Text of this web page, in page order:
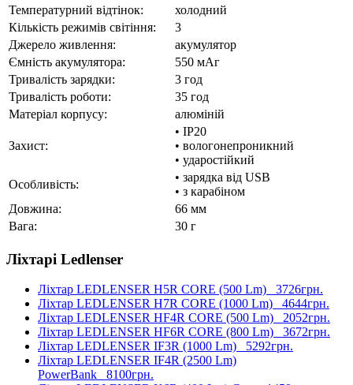
Температурний відтінок:
холодний
Кількість режимів світіння:
3
Джерело живлення:
акумулятор
Ємність акумулятора:
550 мАг
Тривалість зарядки:
3 год
Тривалість роботи:
35 год
Матеріал корпусу:
алюміній
Захист:
• IP20
• вологонепроникний
• ударостійкий
Особливість:
• зарядка від USB
• з карабіном
Довжина:
66 мм
Вага:
30 г
Ліхтарі Ledlenser
Ліхтар LEDLENSER H5R CORE (500 Lm) 3726грн.
Ліхтар LEDLENSER H7R CORE (1000 Lm) 4644грн.
Ліхтар LEDLENSER HF4R CORE (500 Lm) 2052грн.
Ліхтар LEDLENSER HF6R CORE (800 Lm) 3672грн.
Ліхтар LEDLENSER IF3R (1000 Lm) 5292грн.
Ліхтар LEDLENSER IF4R (2500 Lm)
PowerBank 8100грн.